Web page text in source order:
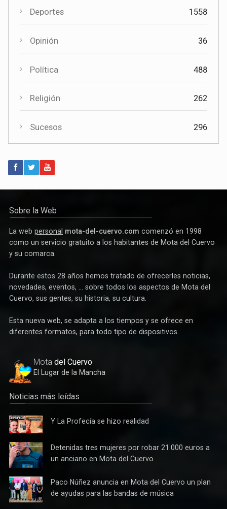
Cultura
El Certamen "Villa Cervantina" vuelve a situar a Mota del
Política
Deportes
Cultura
Deportes 1558
Opinión 36
Política 488
Religión 262
La webpersonal mota-del-cuervo.comcomenzó en 1998
como un servicio gratuito a los habitantes de Mota del Cuervo
Durante estos 28 años hemos tratado de ofrecerles noticias,
novedades, eventos, ... sobre todos los aspectos de Mota del
Esta nueva web, se adapta a los tiempos y se ofrece en
Motadel Cuervo
Y La
Profecía
se hizo
realidad
Detenidas
tres
mujeres
por robar
21.000
Detenidas tres mujeres por robar 21.000 euros a
Paco
Núñez
Paco Núñez anuncia en Mota del Cuervo un plan